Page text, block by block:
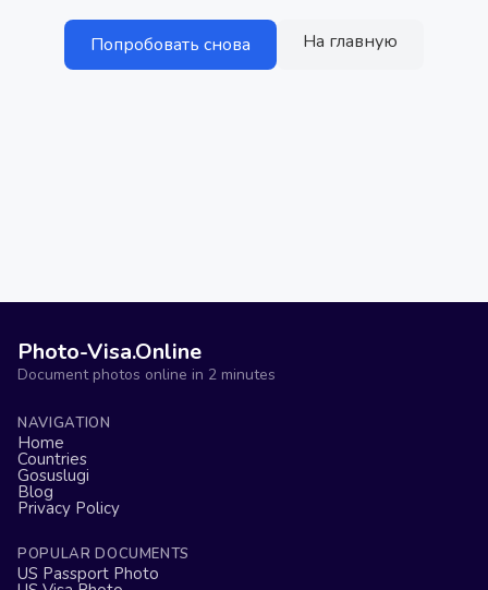
Попробовать снова На главную
Photo-Visa.Online
Document photos online in 2 minutes
NAVIGATION
Home
Countries
Gosuslugi
Blog
Privacy Policy
POPULAR DOCUMENTS
US Passport Photo